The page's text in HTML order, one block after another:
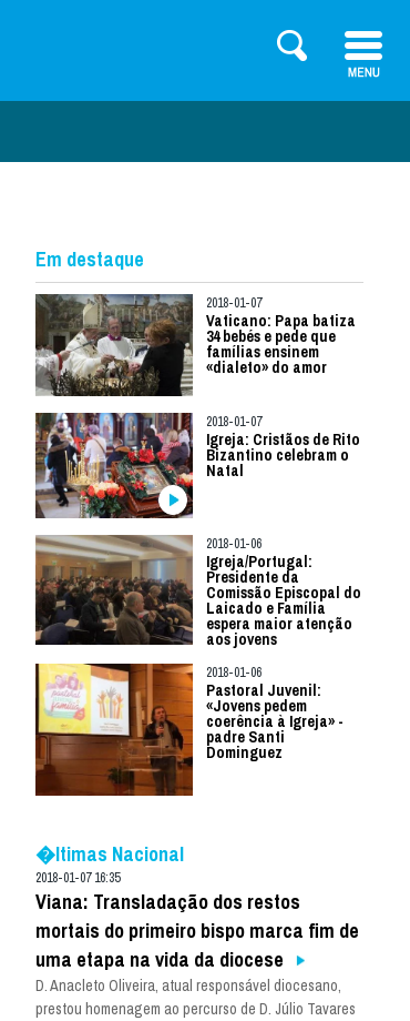
Em destaque
2018-01-07
Vaticano: Papa batiza
34 bebés e pede que
famílias ensinem
«dialeto» do amor
2018-01-07
Igreja: Cristãos de Rito
Bizantino celebram o
Natal
2018-01-06
Igreja/Portugal:
Presidente da
Comissão Episcopal do
Laicado e Família
espera maior atenção
aos jovens
2018-01-06
Pastoral Juvenil:
«Jovens pedem
coerência à Igreja» -
padre Santi
Dominguez
�ltimas Nacional
2018-01-07 16:35
Viana: Transladação dos restos
mortais do primeiro bispo marca fim de
uma etapa na vida da diocese
D. Anacleto Oliveira, atual responsável diocesano,
prestou homenagem ao percurso de D. Júlio Tavares